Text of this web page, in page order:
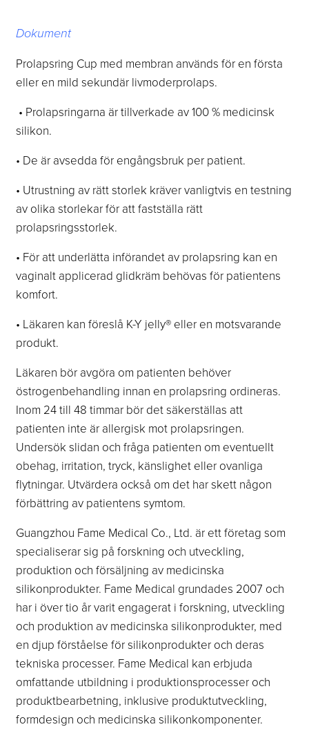
Dokument
Prolapsring Cup med membran används för en första
eller en mild sekundär livmoderprolaps.
• Prolapsringarna är tillverkade av 100 % medicinsk
silikon.
• De är avsedda för engångsbruk per patient.
• Utrustning av rätt storlek kräver vanligtvis en testning
av olika storlekar för att fastställa rätt
prolapsringsstorlek.
• För att underlätta införandet av prolapsring kan en
vaginalt applicerad glidkräm behövas för patientens
komfort.
• Läkaren kan föreslå K-Y jelly® eller en motsvarande
produkt.
Läkaren bör avgöra om patienten behöver
östrogenbehandling innan en prolapsring ordineras.
Inom 24 till 48 timmar bör det säkerställas att
patienten inte är allergisk mot prolapsringen.
Undersök slidan och fråga patienten om eventuellt
obehag, irritation, tryck, känslighet eller ovanliga
flytningar. Utvärdera också om det har skett någon
förbättring av patientens symtom.
Guangzhou Fame Medical Co., Ltd. är ett företag som
specialiserar sig på forskning och utveckling,
produktion och försäljning av medicinska
silikonprodukter. Fame Medical grundades 2007 och
har i över tio år varit engagerat i forskning, utveckling
och produktion av medicinska silikonprodukter, med
en djup förståelse för silikonprodukter och deras
tekniska processer. Fame Medical kan erbjuda
omfattande utbildning i produktionsprocesser och
produktbearbetning, inklusive produktutveckling,
formdesign och medicinska silikonkomponenter.